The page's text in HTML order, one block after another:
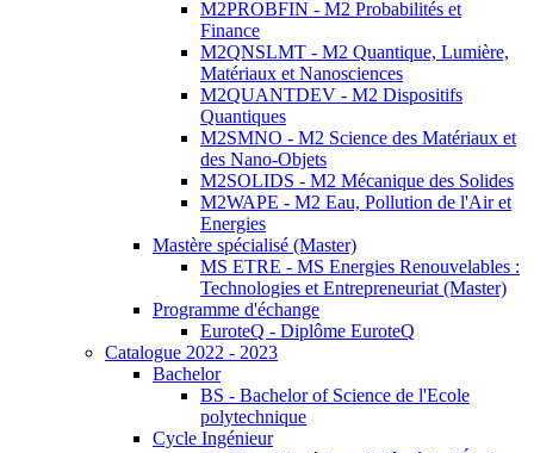
M2PROBFIN - M2 Probabilités et
Finance
M2QNSLMT - M2 Quantique, Lumière,
Matériaux et Nanosciences
M2QUANTDEV - M2 Dispositifs
Quantiques
M2SMNO - M2 Science des Matériaux et
des Nano-Objets
M2SOLIDS - M2 Mécanique des Solides
M2WAPE - M2 Eau, Pollution de l'Air et
Energies
Mastère spécialisé (Master)
MS ETRE - MS Energies Renouvelables :
Technologies et Entrepreneuriat (Master)
Programme d'échange
EuroteQ - Diplôme EuroteQ
Catalogue 2022 - 2023
Bachelor
BS - Bachelor of Science de l'Ecole
polytechnique
Cycle Ingénieur